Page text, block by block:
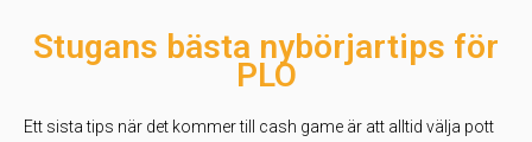
Stugans bästa nybörjartips för
PLO
Ett sista tips när det kommer till cash game är att alltid välja pott